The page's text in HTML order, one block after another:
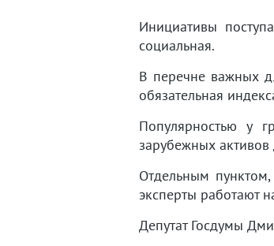
Инициативы
социальная.
В перечне важных
обязательная
Популярностью у
зарубежных
Отдельным
эксперты работают
Депутат Госдумы